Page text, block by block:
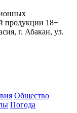
продукции 18+
г. Абакан, ул.
Общество
Погода